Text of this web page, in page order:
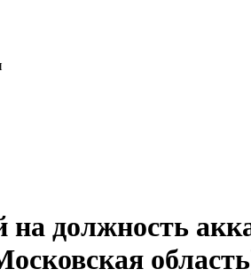
на должность